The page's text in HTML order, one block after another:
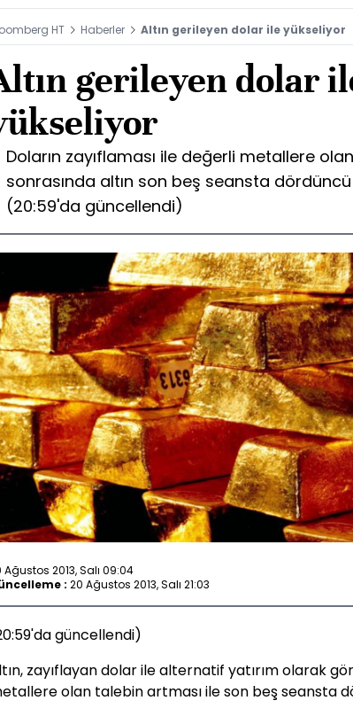
HT Haberler Altın gerileyen dolar ile yükseliyor
gerileyen dolar
Doların zayıflaması ile değerli metallere
sonrasında altın son beş seansta
(20:59'da güncellendi)
Ağustos 2013, Salı 09:04
: 20 Ağustos 2013, Salı 21:03
güncellendi)
zayıflayan dolar ile alternatif yatırım olarak
olan talebin artması ile son beş seansta